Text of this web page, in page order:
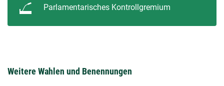
Parlamentarisches Kontrollgremium
Weitere Wahlen und Benennungen